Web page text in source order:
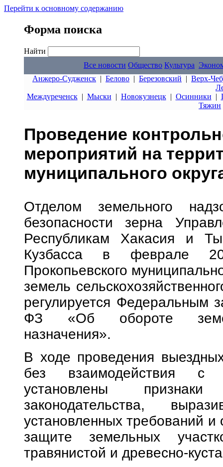
Перейти к основному содержанию
Форма поиска
Найти
Все новости Общество Культура
Анжеро-Судженск | Белово | Березовский | Верх-
Междуреченск| Мыски | Новокузнецк| Осинники |
Тяжин
Проведение
мероприятий на
муниципального
Отделом земельного
безопасности зерна
Республикам Хакасия и
Кузбасса в феврале
Прокопьевского
земель
регулируется
ФЗ «Об обороте земель
назначения».
В ходе проведения
без взаимодействия с
установлены
законодательства,
установленных требований
защите земельных
травянистой и древесно-